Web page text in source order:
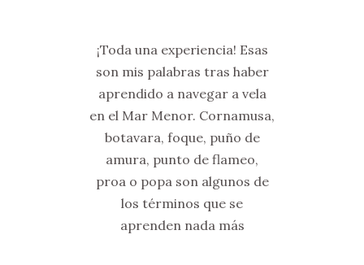
¡Toda una experiencia! Esas
son mis palabras tras haber
aprendido a navegar a vela
en el Mar Menor. Cornamusa,
botavara, foque, puño de
amura, punto de flameo,
proa o popa son algunos de
los términos que se
aprenden nada más